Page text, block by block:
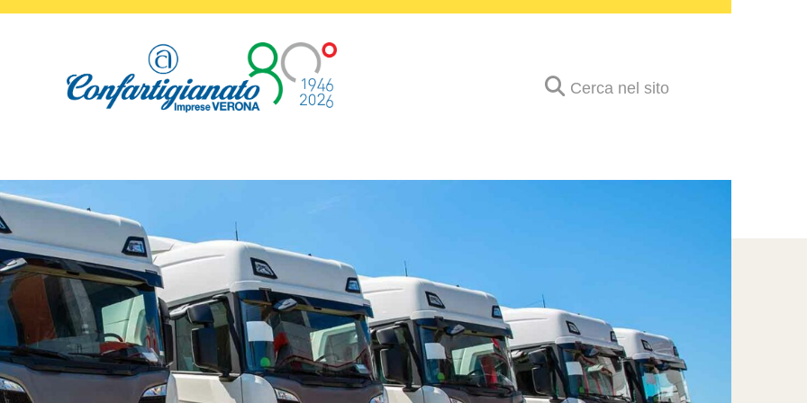
Cerca nel sito